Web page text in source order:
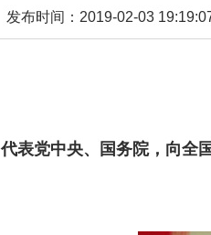
发布时间：2019-02-03
代表党中央、国务院，向全